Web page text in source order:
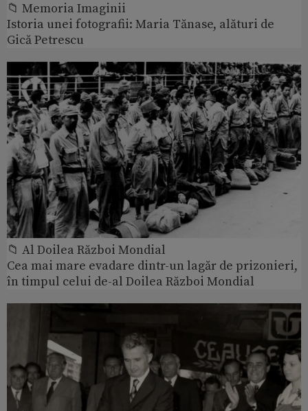
📁 Memoria Imaginii
Istoria unei fotografii: Maria Tănase, alături de
Gică Petrescu
📁 Al Doilea Război Mondial
Cea mai mare evadare dintr-un lagăr de prizonieri,
în timpul celui de-al Doilea Război Mondial